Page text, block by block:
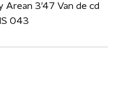
3’47 Van de cd
043